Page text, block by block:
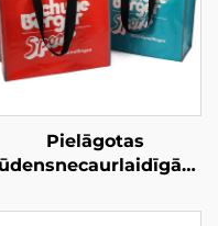
Pielāgotas
ūdensnecaurlaidīgās
pārnēsājamās